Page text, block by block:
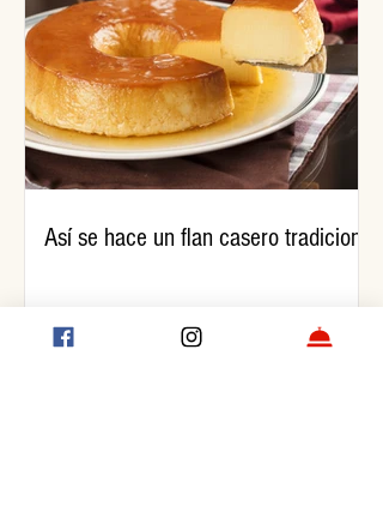
Así se hace un flan casero tradicional